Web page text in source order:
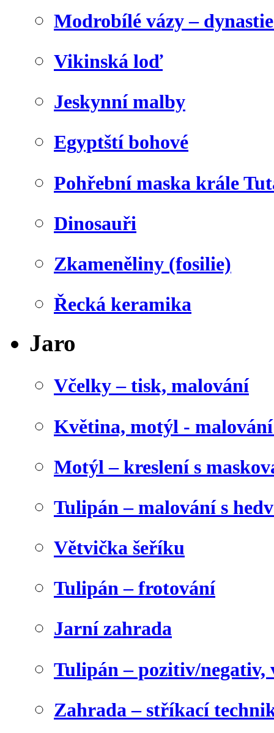
Modrobílé vázy –
Vikinská loď
Jeskynní malby
Egyptští bohové
Pohřební maska krále
Dinosauři
Zkameněliny (fosilie)
Řecká keramika
Jaro
Včelky – tisk, malování
Květina, motýl -
Motýl – kreslení s
Tulipán – malování s
Větvička šeříku
Tulipán – frotování
Jarní zahrada
Tulipán – pozitiv/negativ,
Zahrada – stříkací